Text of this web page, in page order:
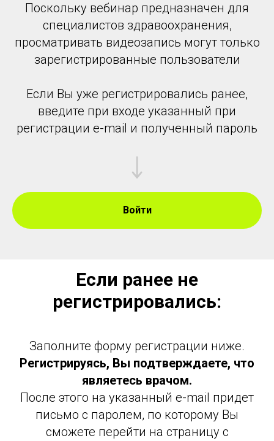
Поскольку вебинар предназначен для
специалистов здравоохранения,
просматривать видеозапись могут только
зарегистрированные пользователи
Если Вы уже регистрировались ранее,
введите при входе указанный при
регистрации e-mail и полученный пароль
Войти
Если ранее не
регистрировались:
Заполните форму регистрации ниже.
Регистрируясь, Вы подтверждаете, что
являетесь врачом.
После этого на указанный e-mail придет
письмо с паролем, по которому Вы
сможете перейти на страницу с